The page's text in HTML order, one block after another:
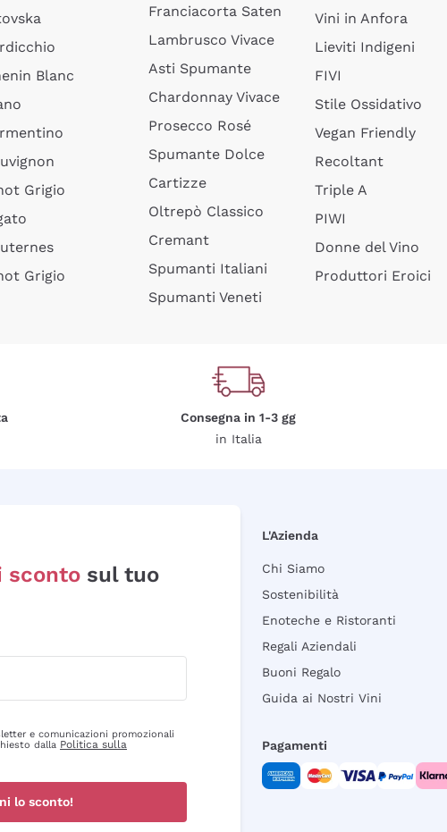
Blanc
Grigio
Grigio
Franciacorta Saten
Lambrusco Vivace
Asti Spumante
Chardonnay Vivace
Prosecco Rosé
Spumante Dolce
Cartizze
Oltrepò Classico
Cremant
Spumanti Italiani
Spumanti Veneti
Vini in Anfora
Lieviti Indigeni
FIVI
Stile Ossidativo
Vegan Friendly
Recoltant
Triple A
PIWI
Donne del Vino
Produttori Eroici
Consegna in 1-3 gg
in Italia
sconto sul tuo
e comunicazioni promozionali
dalla Politica sulla
lo sconto!
L'Azienda
Chi Siamo
Sostenibilità
Enoteche e Ristoranti
Regali Aziendali
Buoni Regalo
Guida ai Nostri Vini
Pagamenti